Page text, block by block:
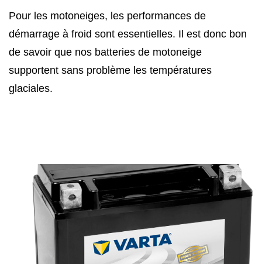
Pour les motoneiges, les performances de
démarrage à froid sont essentielles. Il est donc bon
de savoir que nos batteries de motoneige
supportent sans problème les températures
glaciales.